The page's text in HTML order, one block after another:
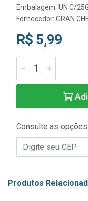
Embalagem: UN C/
Fornecedor: GRAN
R$ 5,99
Consulte as
Produtos